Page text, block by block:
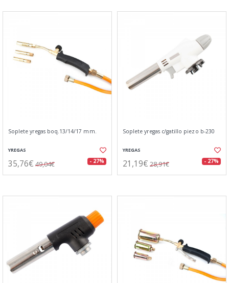
Soplete yregas boq.13/14/17 mm.
YREGAS
35,76€ 49,04€ - 27%
Soplete yregas c/gatillo piezo b-230
YREGAS
21,19€ 28,91€ - 27%